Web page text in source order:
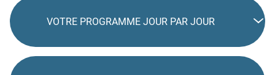
VOTRE PROGRAMME JOUR PAR JOUR